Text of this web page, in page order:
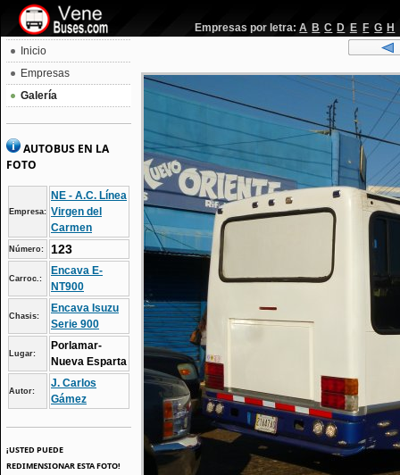
Empresas por letra: A B C D E F G H
Inicio
Empresas
Galería
AUTOBUS EN LA
FOTO
Empresa:
NE - A.C. Línea
Virgen del
Carmen
Número: 123
Carroc.:
Encava E-
NT900
Chasis:
Encava Isuzu
Serie 900
Lugar:
Porlamar-
Nueva Esparta
Autor:
J. Carlos
Gámez
¡USTED PUEDE
REDIMENSIONAR ESTA FOTO!